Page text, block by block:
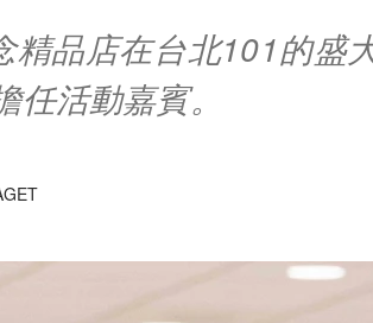
精品店在台北101的盛
活動嘉賓。